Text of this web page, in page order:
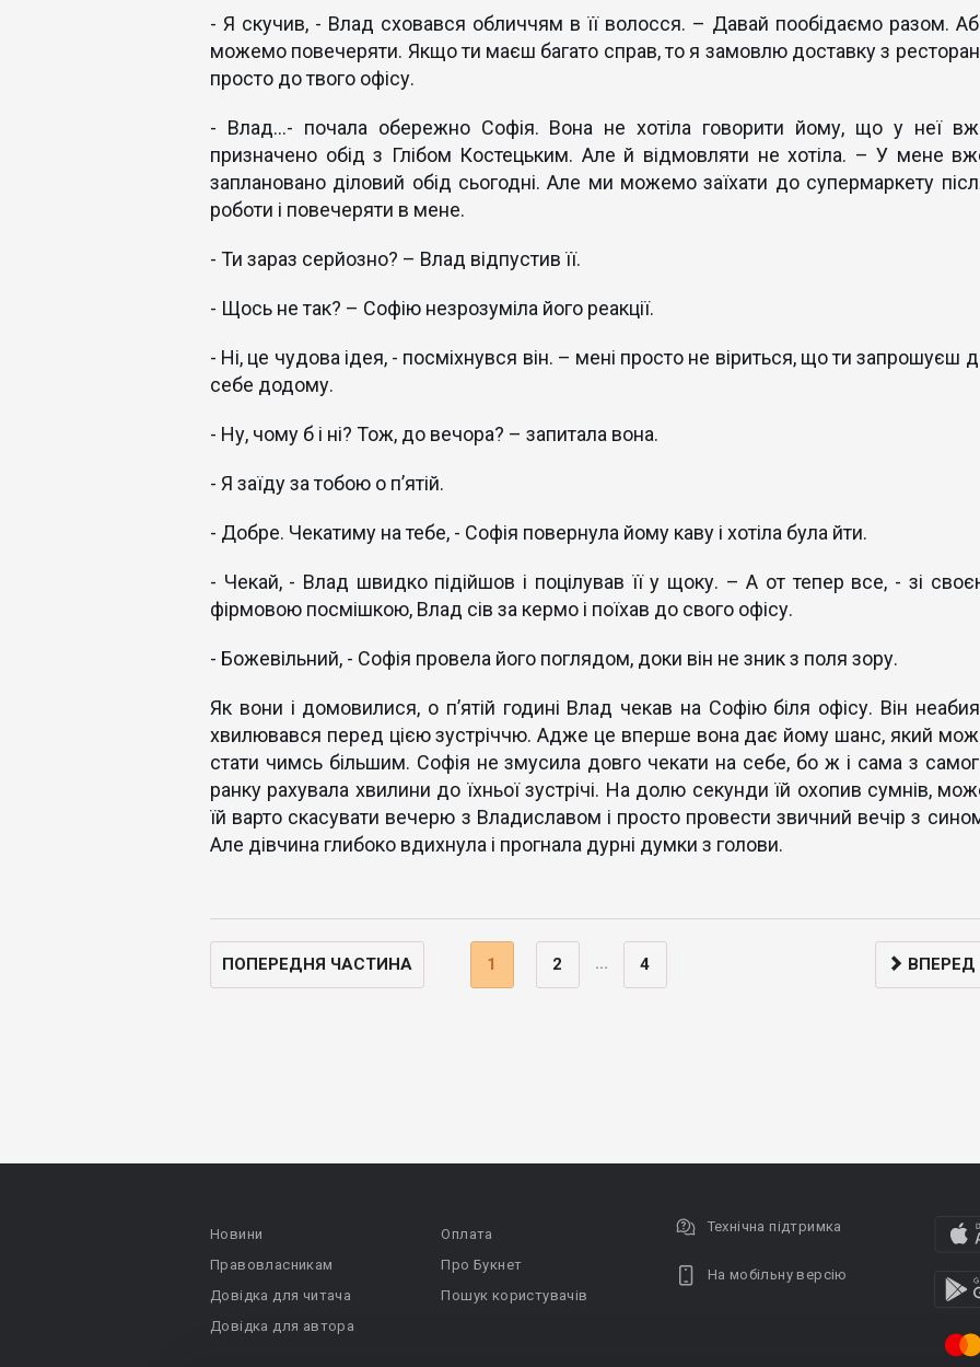
- Я скучив, - Влад сховався обличчям в її волосся. – Давай пообідаємо разом.
можемо повечеряти. Якщо ти маєш багато справ, то я замовлю доставку з
просто до твого офісу.
- Влад…- почала обережно Софія. Вона не хотіла говорити йому, що у неї
призначено обід з Глібом Костецьким. Але й відмовляти не хотіла. – У мене
заплановано діловий обід сьогодні. Але ми можемо заїхати до супермаркету
роботи і повечеряти в мене.
- Ти зараз серйозно? – Влад відпустив її.
- Щось не так? – Софію незрозуміла його реакції.
- Ні, це чудова ідея, - посміхнувся він. – мені просто не віриться, що ти запрошуєш
себе додому.
- Ну, чому б і ні? Тож, до вечора? – запитала вона.
- Я заїду за тобою о п’ятій.
- Добре. Чекатиму на тебе, - Софія повернула йому каву і хотіла була йти.
- Чекай, - Влад швидко підійшов і поцілував її у щоку. – А от тепер все, - зі
фірмовою посмішкою, Влад сів за кермо і поїхав до свого офісу.
- Божевільний, - Софія провела його поглядом, доки він не зник з поля зору.
Як вони і домовилися, о п’ятій годині Влад чекав на Софію біля офісу. Він
хвилювався перед цією зустріччю. Адже це вперше вона дає йому шанс, який
стати чимсь більшим. Софія не змусила довго чекати на себе, бо ж і сама з
ранку рахувала хвилини до їхньої зустрічі. На долю секунди їй охопив сумнів,
їй варто скасувати вечерю з Владиславом і просто провести звичний вечір з
Але дівчина глибоко вдихнула і прогнала дурні думки з голови.
ПОПЕРЕДНЯ ЧАСТИНА 1 2 ... 4 ВПЕРЕД
Новини
Правовласникам
Довідка для читача
Довідка для автора
Оплата
Про Букнет
Пошук користувачів
Технічна підтримка
На мобільну версію